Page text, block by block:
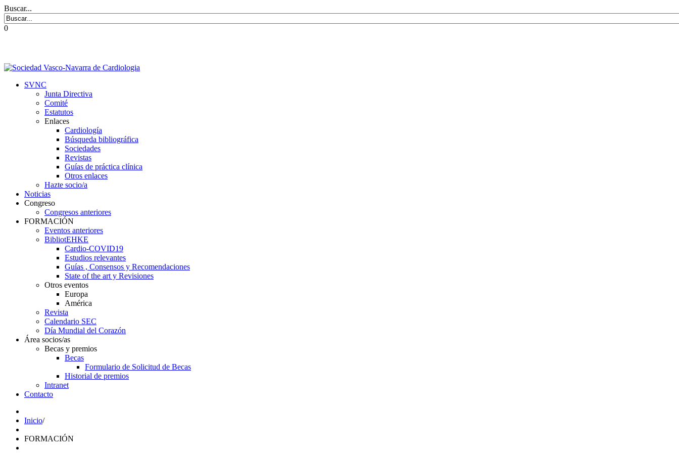
Buscar...
0
SVNC
Junta Directiva
Comité
Estatutos
Enlaces
Cardiología
Búsqueda bibliográfica
Sociedades
Revistas
Guías de práctica clínica
Otros enlaces
Hazte socio/a
Noticias
Congreso
Congresos anteriores
FORMACIÓN
Eventos anteriores
BibliotEHKE
Cardio-COVID19
Estudios relevantes
Guías , Consensos y Recomendaciones
State of the art y Revisiones
Otros eventos
Europa
América
Revista
Calendario SEC
Día Mundial del Corazón
Área socios/as
Becas y premios
Becas
Formulario de Solicitud de Becas
Historial de premios
Intranet
Contacto
Inicio/
FORMACIÓN